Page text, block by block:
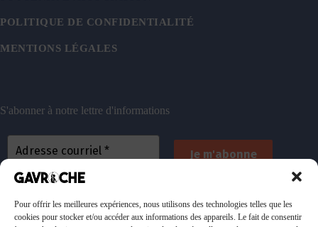
Pour offrir les meilleures expériences, nous utilisons des technologies telles que les
cookies pour stocker et/ou accéder aux informations des appareils. Le fait de consentir
POLITIQUE DE CONFIDENTIALITÉ
MENTIONS LÉGALES
S'abonner à notre lettre d'informations
emails. Vous pouvez vous désinscrire à tout
moment. Consulteznotre politique de confidentialité